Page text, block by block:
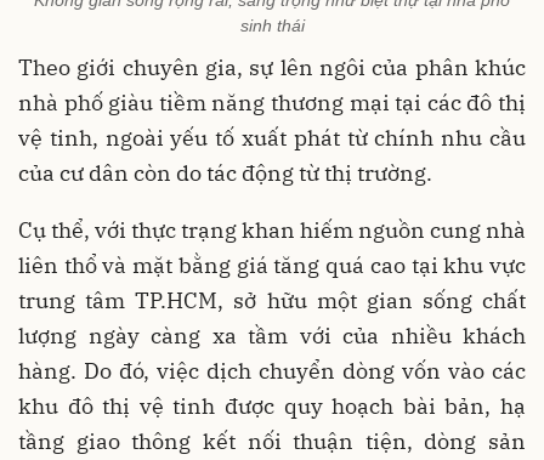
sinh thái
Theo giới chuyên gia, sự lên ngôi của phân khúc
nhà phố giàu tiềm năng thương mại tại các đô thị
vệ tinh, ngoài yếu tố xuất phát từ chính nhu cầu
của cư dân còn do tác động từ thị trường.
Cụ thể, với thực trạng khan hiếm nguồn cung nhà
liên thổ và mặt bằng giá tăng quá cao tại khu vực
trung tâm TP.HCM, sở hữu một gian sống chất
lượng ngày càng xa tầm với của nhiều khách
hàng. Do đó, việc dịch chuyển dòng vốn vào các
khu đô thị vệ tinh được quy hoạch bài bản, hạ
tầng giao thông kết nối thuận tiện, dòng sản